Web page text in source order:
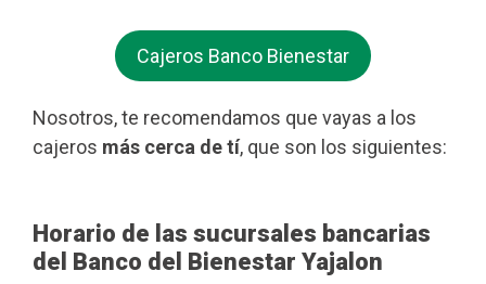
Cajeros Banco Bienestar
Nosotros, te recomendamos que vayas a los
cajeros más cerca de tí, que son los siguientes:
Horario de las sucursales bancarias
del Banco del Bienestar Yajalon